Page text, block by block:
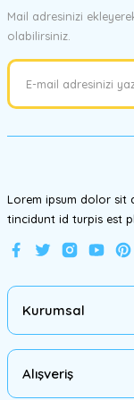
Ürün resmi
Ürün bilgilerinde
Mail adresinizi
olabilirsiniz.
Lorem ipsum dolor sit
tincidunt id turpis est
Kurumsal
Alışveriş